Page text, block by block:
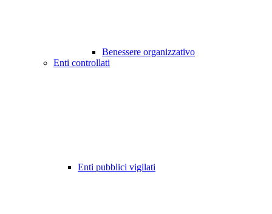
Benessere organizzativo
Enti controllati
Enti pubblici vigilati